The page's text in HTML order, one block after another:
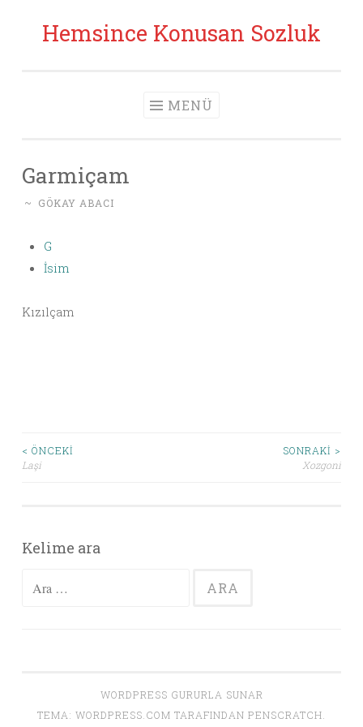
İçeriğe geç
Hemsince Konusan Sozluk
MENÜ
Garmiçam
~ GÖKAY ABACI
G
İsim
Kızılçam
Yazı dolaşımı
< ÖNCEKI
Laşi
SONRAKI >
Xozgoni
Kelime ara
Arama:
WORDPRESS GURURLA SUNAR
TEMA: WORDPRESS.COM TARAFINDAN PENSCRATCH.